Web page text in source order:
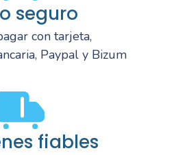
seguro
con tarjeta,
Paypal y Bizum
fiables